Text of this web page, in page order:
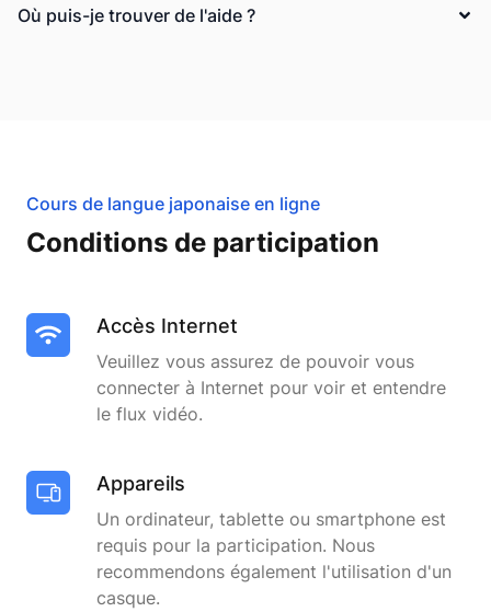
Où puis-je trouver de l'aide ?
Cours de langue japonaise en ligne
Conditions de participation
Accès Internet
Veuillez vous assurez de pouvoir vous
connecter à Internet pour voir et entendre
le flux vidéo.
Appareils
Un ordinateur, tablette ou smartphone est
requis pour la participation. Nous
recommendons également l'utilisation d'un
casque.